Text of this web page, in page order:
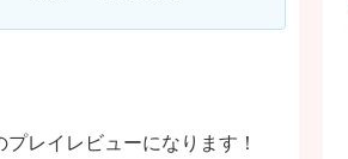
プレイレビューになります！